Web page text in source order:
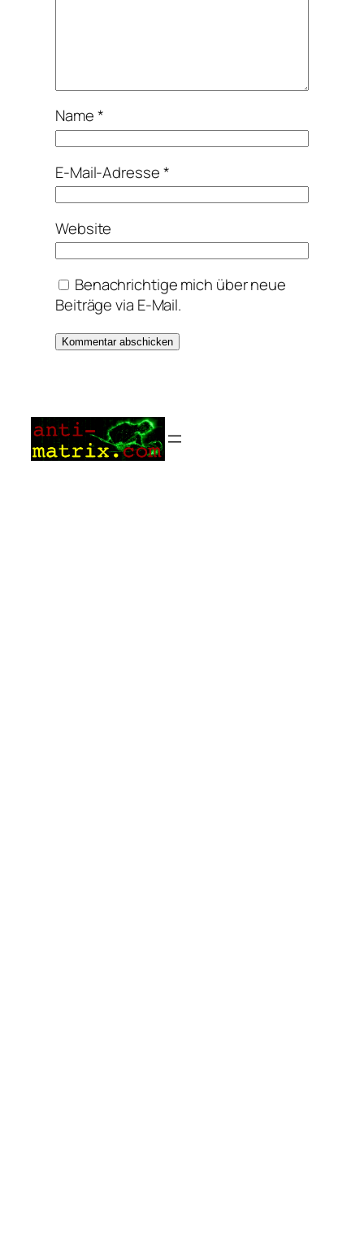
Name*
E-Mail-Adresse*
Website
Benachrichtige mich über neue
Beiträge via E-Mail.